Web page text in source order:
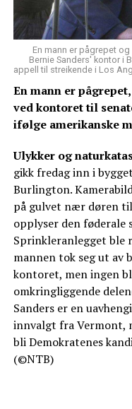
En mann er pågrepet
Bernie Sanders' kontor i
appell til streikende i Los
En mann er
ved kontoret til
ifølge amerikanske
Ulykker og
gikk fredag inn i
Burlington.
på gulvet nær døren
opplyser den føderale
Sprinkleranlegget ble
mannen tok seg ut av
kontoret, men ingen
omkringliggende
Sanders er en
innvalgt fra Vermont,
bli Demokratenes
(©NTB)